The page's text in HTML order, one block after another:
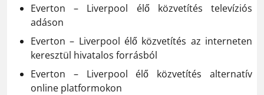
Everton – Liverpool élő közvetítés televíziós
adáson
Everton – Liverpool élő közvetítés az interneten
keresztül hivatalos forrásból
Everton – Liverpool élő közvetítés alternatív
online platformokon